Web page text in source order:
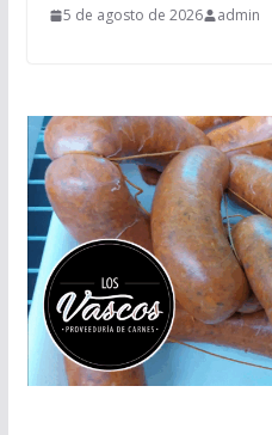
5 de agosto de 2026 admin